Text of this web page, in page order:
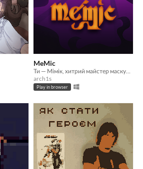
MeMic
Ти — Мімік, хитрий майстер маскування
arch1s
Play in browser